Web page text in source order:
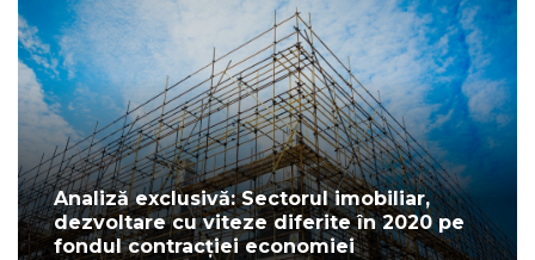
Analiză exclusivă: Sectorul imobiliar,
dezvoltare cu viteze diferite în 2020 pe
fondul contracției economiei